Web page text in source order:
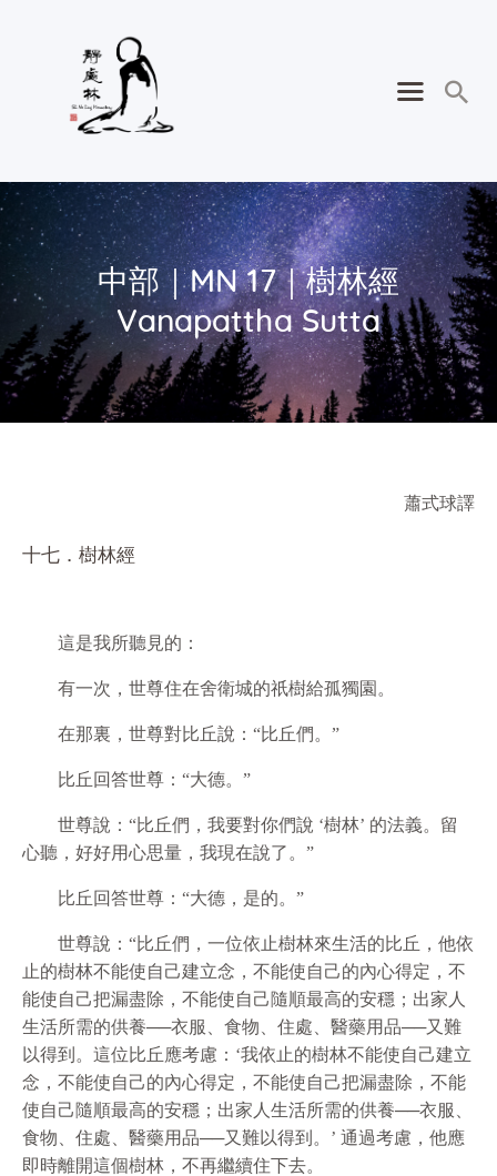
中部｜MN 17｜樹林經
Vanapattha Sutta
蕭式球譯
十七．樹林經
這是我所聽見的：
有一次，世尊住在舍衛城的祇樹給孤獨園。
在那裏，世尊對比丘說：“比丘們。”
比丘回答世尊：“大德。”
世尊說：“比丘們，我要對你們說 ‘樹林’ 的法義。留
心聽，好好用心思量，我現在說了。”
比丘回答世尊：“大德，是的。”
世尊說：“比丘們，一位依止樹林來生活的比丘，他依
止的樹林不能使自己建立念，不能使自己的內心得定，不
能使自己把漏盡除，不能使自己隨順最高的安穩；出家人
生活所需的供養──衣服、食物、住處、醫藥用品──又難
以得到。這位比丘應考慮：‘我依止的樹林不能使自己建立
念，不能使自己的內心得定，不能使自己把漏盡除，不能
使自己隨順最高的安穩；出家人生活所需的供養──衣服、
食物、住處、醫藥用品──又難以得到。’ 通過考慮，他應
即時離開這個樹林，不再繼續住下去。